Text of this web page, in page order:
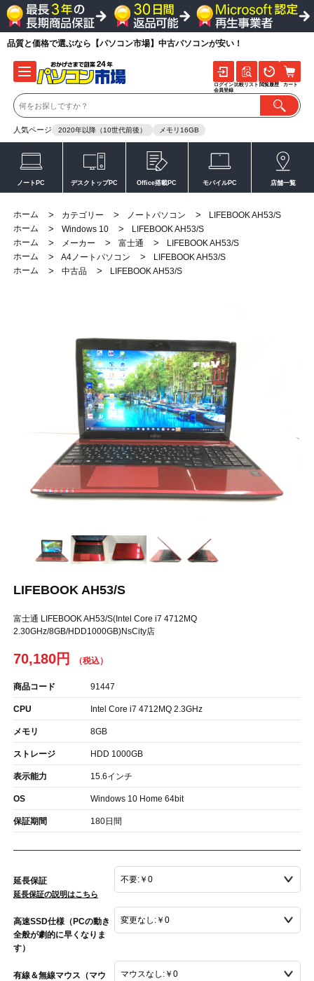
品質と価格で選ぶなら【パソコン市場】中古パソコンが安い！
人気ページ 2020年以降（10世代前後） メモリ16GB
ログイン
会員登録
比較リスト 閲覧履歴 カート
ノートPC デスクトップPC Office搭載PC モバイルPC 店舗一覧
ホーム > カテゴリー > ノートパソコン >
LIFEBOOK AH53/S
ホーム
> Windows 10 >
LIFEBOOK AH53/S
ホーム
> メーカー > 富士通 >
LIFEBOOK AH53/S
ホーム
> A4ノートパソコン >
LIFEBOOK AH53/S
ホーム
> 中古品 > LIFEBOOK AH53/S
LIFEBOOK AH53/S
富士通 LIFEBOOK AH53/S(Intel Core i7 4712MQ
2.30GHz/8GB/HDD1000GB)NsCity店
70,180円
商品コード 91447
CPU Intel Core i7 4712MQ 2.3GHz
メモリ 8GB
ストレージ HDD 1000GB
表示能力 15.6インチ
OS Windows 10 Home 64bit
保証期間 180日間
延長保証
延長保証の説明はこちら
高速SSD仕様（PCの動き
全般が劇的に早くなりま
す）
有線＆無線マウス（マウ